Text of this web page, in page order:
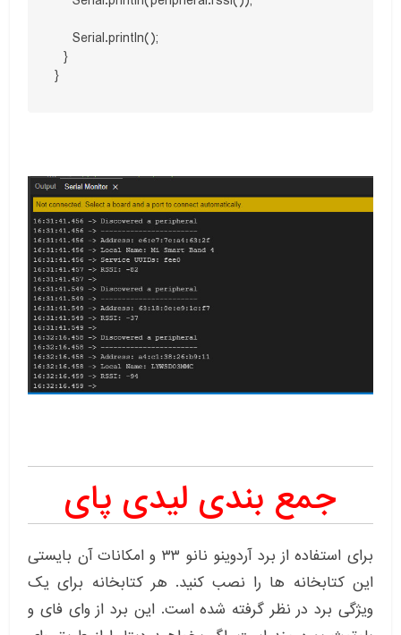
    Serial.println();
  }
جمع بندی لیدی پای
برای استفاده از برد آردوینو نانو ۳۳ و امکانات آن بایستی
این کتابخانه ها را نصب کنید. هر کتابخانه برای یک
ویژگی برد در نظر گرفته شده است. این برد از وای فای و